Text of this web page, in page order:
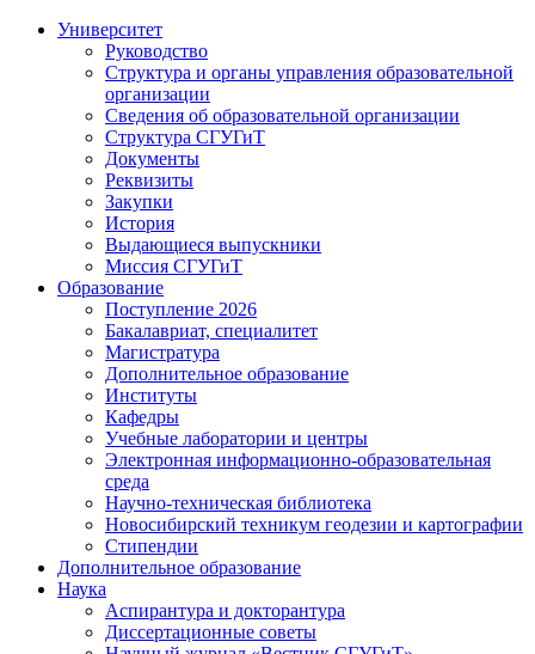
Университет
Руководство
Структура и органы управления образовательной
организации
Сведения об образовательной организации
Структура СГУГиТ
Документы
Реквизиты
Закупки
История
Выдающиеся выпускники
Миссия СГУГиТ
Образование
Поступление 2026
Бакалавриат, специалитет
Магистратура
Дополнительное образование
Институты
Кафедры
Учебные лаборатории и центры
Электронная информационно-образовательная
среда
Научно-техническая библиотека
Новосибирский техникум геодезии и картографии
Стипендии
Дополнительное образование
Наука
Аспирантура и докторантура
Диссертационные советы